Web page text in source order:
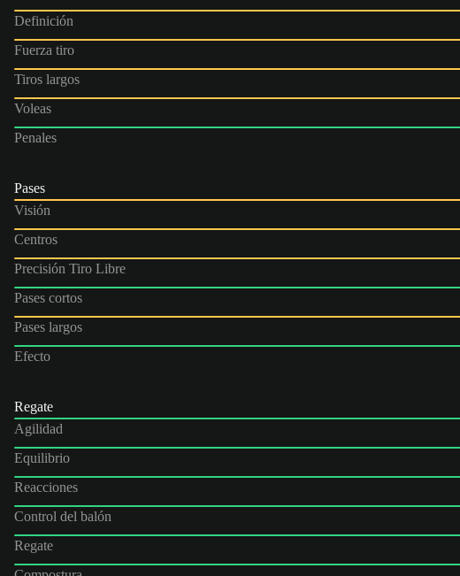
Definición
Fuerza tiro
Tiros largos
Voleas
Penales
Pases
Visión
Centros
Precisión Tiro Libre
Pases cortos
Pases largos
Efecto
Regate
Agilidad
Equilibrio
Reacciones
Control del balón
Regate